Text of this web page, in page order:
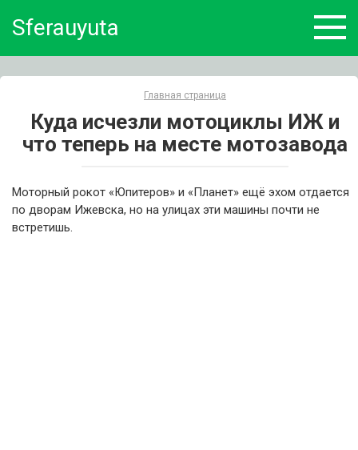
Sferauyuta
Главная страница
Куда исчезли мотоциклы ИЖ и
что теперь на месте мотозавода
Моторный рокот «Юпитеров» и «Планет» ещё эхом отдается
по дворам Ижевска, но на улицах эти машины почти не
встретишь.